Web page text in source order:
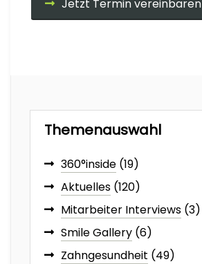
Jetzt Termin vereinbaren
Themenauswahl
360°inside (19)
Aktuelles (120)
Mitarbeiter Interviews (3)
Smile Gallery (6)
Zahngesundheit (49)